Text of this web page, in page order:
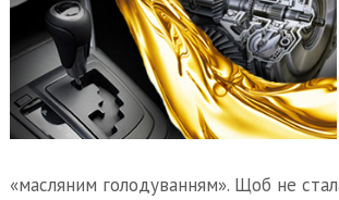
«масляним голодуванням». Щоб не